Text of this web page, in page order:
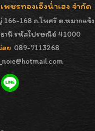
ชรทองเอ็งน่ำเฮง จำกัด
166-168 ถ.โพศรี ต.หมากแข้ง
ธานี รหัสไปรษณีย์ 41000
ย 089-7113268